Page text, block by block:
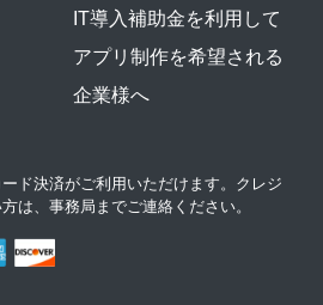
IT導入補助金を利用して
アプリ制作を希望される
企業様へ
ド決済がご利用いただけます。クレジ
は、事務局までご連絡ください。